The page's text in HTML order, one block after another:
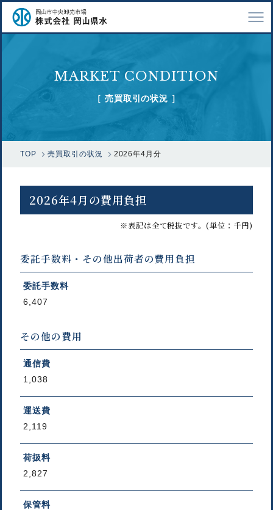
お問い合わせ
MARKET CONDITION
［ 売買取引の状況 ］
TOP 売買取引の状況 2026年4月分
2026年4月の費用負担
※表記は全て税抜です。(単位：千円)
委託手数料・その他出荷者の費用負担
委託手数料
6,407
その他の費用
通信費
1,038
運送費
2,119
荷扱料
2,827
保管料